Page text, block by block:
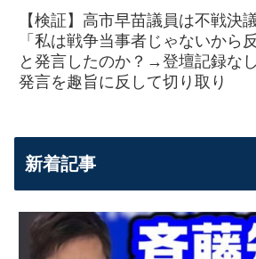
【検証】高市早苗議員は不戦決
「私は戦争当事者じゃないから
と発言したのか？→登壇記録な
発言を趣旨に反して切り取り
新着記事